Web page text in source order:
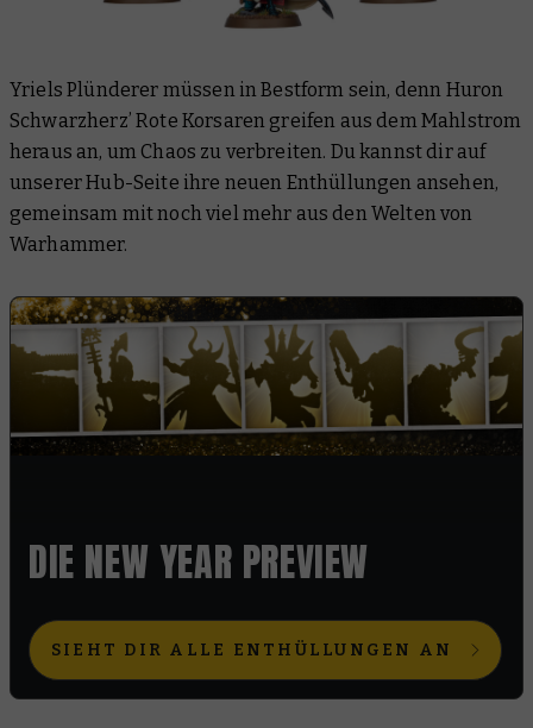
Yriels Plünderer müssen in Bestform sein, denn Huron
Schwarzherz’ Rote Korsaren greifen aus dem Mahlstrom
heraus an, um Chaos zu verbreiten. Du kannst dir auf
unserer Hub-Seite ihre neuen Enthüllungen ansehen,
gemeinsam mit noch viel mehr aus den Welten von
Warhammer.
DIE NEW YEAR PREVIEW
SIEHT DIR ALLE ENTHÜLLUNGEN AN